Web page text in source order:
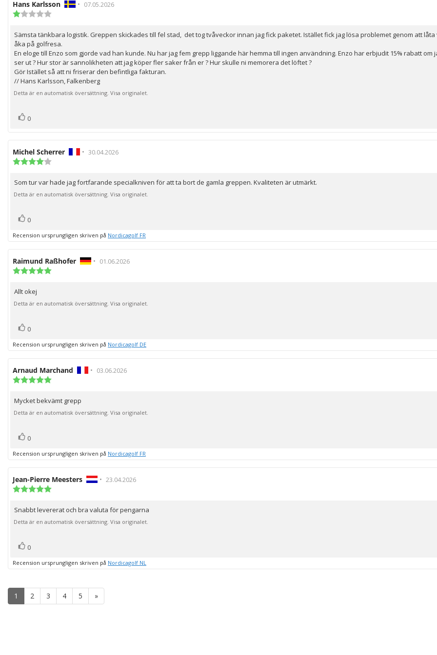
Recensionsförfattare:
Hans Karlsson • Recensionsdatum:
07.05.2026
5
stjärnor
Recensionstext:
Sämsta tänkbara logistik. Greppen skickades till fel stad, det tog tvåveckor innan jag fick paketet. Istället fick jag lösa problemet genom att
åka på golfresa.
En eloge till Enzo som gjorde vad han kunde. Nu har jag fem grepp liggande här hemma till ingen användning. Enzo har erbjudit 15% rabatt
ser ut ? Hur stor är sannolikheten att jag köper fler saker från er ? Hur skulle ni memorera det löftet ?
Gör Istället så att ni friserar den befintliga fakturan.
// Hans Karlsson, Falkenberg
Detta är en automatisk översättning. Visa originalet.
Rösta
upp
0
Recensionsförfattare:
Michel Scherrer • Recensionsdatum:
30.04.2026
5
stjärnor
Recensionstext:
Som tur var hade jag fortfarande specialkniven för att ta bort de gamla greppen. Kvaliteten är utmärkt.
Detta är en automatisk översättning. Visa originalet.
Rösta
0
Recension ursprungligen skriven på Nordicagolf FR
Recensionsförfattare:
Raimund Raßhofer • Recensionsdatum:
01.06.2026
stjärnor
Recensionstext:
Allt okej
Detta är en automatisk översättning. Visa originalet.
Rösta
0
Recension ursprungligen skriven på Nordicagolf DE
Recensionsförfattare:
Arnaud Marchand • Recensionsdatum:
03.06.2026
5
stjärnor
Recensionstext:
Mycket bekvämt grepp
Detta är en automatisk översättning. Visa originalet.
Rösta
0
Recension ursprungligen skriven på Nordicagolf FR
Recensionsförfattare:
Jean-Pierre Meesters • Recensionsdatum:
23.04.2026
5
stjärnor
Recensionstext:
Snabbt levererat och bra valuta för pengarna
Detta är en automatisk översättning. Visa originalet.
Rösta
0
Recension ursprungligen skriven på Nordicagolf NL
1 2 3 4 5 »